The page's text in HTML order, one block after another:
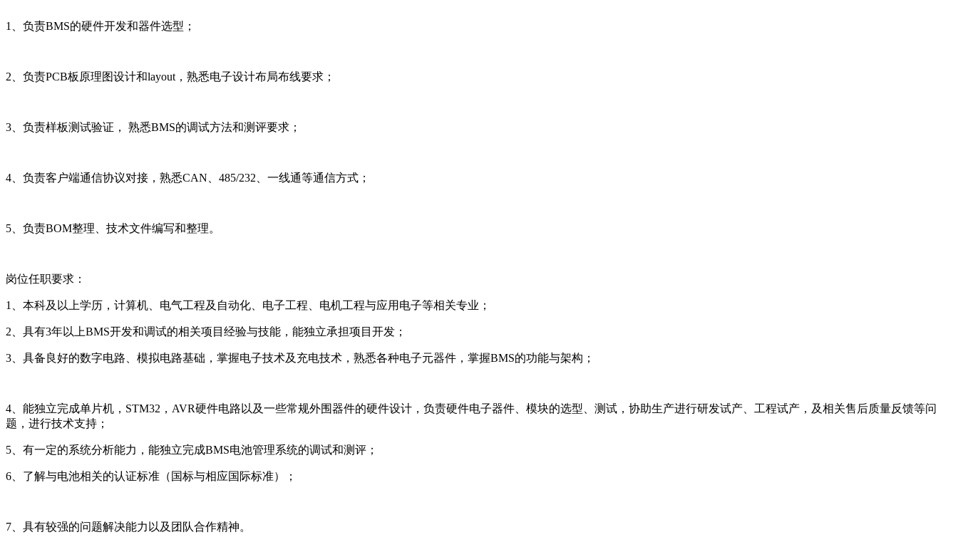
1、负责BMS的硬件开发和器件选型；
2、负责PCB板原理图设计和layout，熟悉电子设计布局布线要求；
3、负责样板测试验证， 熟悉BMS的调试方法和测评要求；
4、负责客户端通信协议对接，熟悉CAN、485/232、一线通等通信方式；
5、负责BOM整理、技术文件编写和整理。
岗位任职要求：
1、本科及以上学历，计算机、电气工程及自动化、电子工程、电机工程与应用电子等相关专业；
2、具有3年以上BMS开发和调试的相关项目经验与技能，能独立承担项目开发；
3、具备良好的数字电路、模拟电路基础，掌握电子技术及充电技术，熟悉各种电子元器件，掌握BMS的功能与架构；
4、能独立完成单片机，STM32，AVR硬件电路以及一些常规外围器件的硬件设计，负责硬件电子器件、模块的选型、测试，协助生产进行研发试产、工程试产，及相关售后质量反馈等问
题，进行技术支持；
5、有一定的系统分析能力，能独立完成BMS电池管理系统的调试和测评；
6、了解与电池相关的认证标准（国标与相应国际标准）；
7、具有较强的问题解决能力以及团队合作精神。